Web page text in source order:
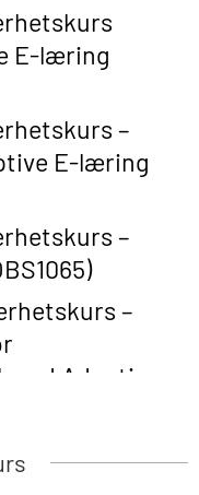
E-læring
–
E-læring
–
–
Adaptive
– with